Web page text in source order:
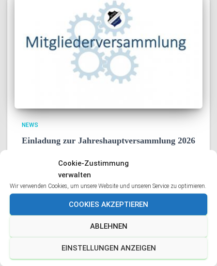
Cookie-Zustimmung
verwalten
Wir verwenden Cookies, um unsere Website und unseren Service zu optimieren.
COOKIES AKZEPTIEREN
ABLEHNEN
EINSTELLUNGEN ANZEIGEN
NEWS
Einladung zur Jahreshauptversammlung 2026
hiermit laden wir zur Jahreshauptversammlung der
Spielvereinigung Linderhausen amMiiwoch, den
24.03.2026 im Vereinsheim an der Rennbahn ein.Die